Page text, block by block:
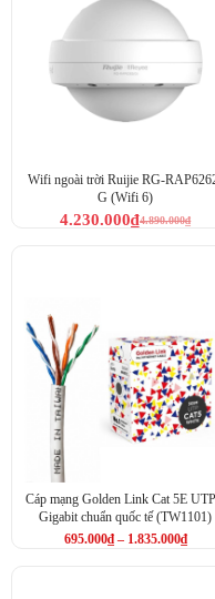
Wifi ngoài trời Ruijie RG-
G (Wifi 6)
4.890.000₫
4.230.000₫
Cáp mạng Golden Link Cat 5E
Gigabit chuẩn quốc tế (TW1101)
695.000₫ – 1.835.000₫